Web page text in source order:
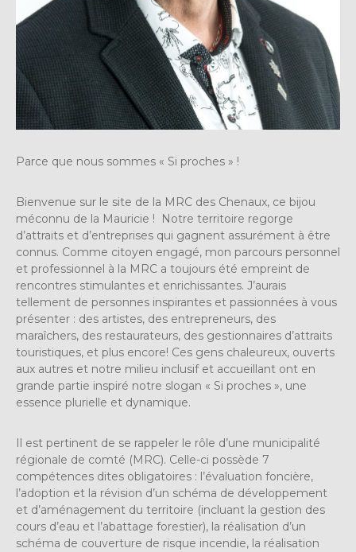
Parce que nous sommes « Si proches » !
Bienvenue sur le site de la MRC des Chenaux, ce bijou
méconnu de la Mauricie ! Notre territoire regorge
d’attraits et d’entreprises qui gagnent assurément à être
connus. Comme citoyen engagé, mon parcours personnel
et professionnel à la MRC a toujours été empreint de
rencontres stimulantes et enrichissantes. J’aurais
tellement de personnes inspirantes et passionnées à vous
présenter : des artistes, des entrepreneurs, des
maraîchers, des restaurateurs, des gestionnaires d’attraits
touristiques, et plus encore! Ces gens chaleureux, ouverts
aux autres et notre milieu inclusif et accueillant ont en
grande partie inspiré notre slogan « Si proches », une
essence plurielle et dynamique.
Il est pertinent de se rappeler le rôle d’une municipalité
régionale de comté (MRC). Celle-ci possède 7
compétences dites obligatoires : l’évaluation foncière,
l’adoption et la révision d’un schéma de développement
et d’aménagement du territoire (incluant la gestion des
cours d’eau et l’abattage forestier), la réalisation d’un
schéma de couverture de risque incendie, la réalisation